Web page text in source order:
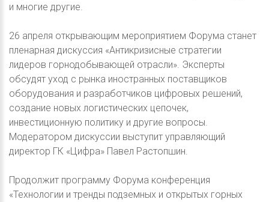
и многие другие.
26 апреля открывающим мероприятием Форума станет
пленарная дискуссия «Антикризисные стратегии
лидеров горнодобывающей отрасли». Эксперты
обсудят уход с рынка иностранных поставщиков
оборудования и разработчиков цифровых решений,
создание новых логистических цепочек,
инвестиционную политику и другие вопросы.
Модератором дискуссии выступит управляющий
директор ГК «Цифра» Павел Растопшин.
Продолжит программу Форума конференция
«Технологии и тренды подземных и открытых горных